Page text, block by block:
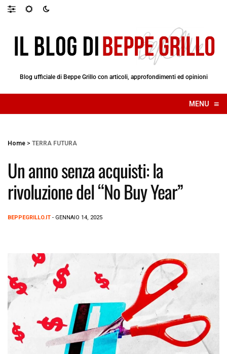
Blog ufficiale di Beppe Grillo con articoli, approfondimenti ed opinioni
MENU ≡
☰
Home > TERRA FUTURA
Un anno senza acquisti: la
rivoluzione del “No Buy Year”
BEPPEGRILLO.IT - GENNAIO 14, 2025